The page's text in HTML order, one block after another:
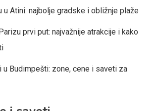
u Atini: najbolje gradske i obližnje plaže
prvi put: najvažnije atrakcije i kako
u Budimpešti: zone, cene i saveti za